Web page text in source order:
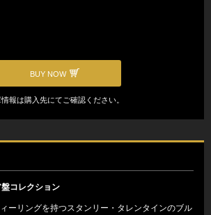
BUY NOW
報は購入先にてご確認ください。
コレクション
ーリングを持つスタンリー・タレンタインのブル